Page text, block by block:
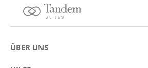
ÜBER UNS
Über Eurostars Hotel Company